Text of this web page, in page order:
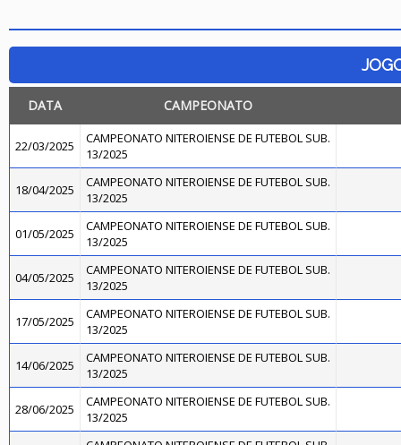
DATA CAMPEONATO
22/03/2025
CAMPEONATO NITEROIENSE DE FUTEBOL SUB.
13/2025
18/04/2025
CAMPEONATO NITEROIENSE DE FUTEBOL SUB.
13/2025
01/05/2025
CAMPEONATO NITEROIENSE DE FUTEBOL SUB.
13/2025
04/05/2025
CAMPEONATO NITEROIENSE DE FUTEBOL SUB.
13/2025
17/05/2025
CAMPEONATO NITEROIENSE DE FUTEBOL SUB.
13/2025
14/06/2025
CAMPEONATO NITEROIENSE DE FUTEBOL SUB.
13/2025
28/06/2025
CAMPEONATO NITEROIENSE DE FUTEBOL SUB.
13/2025